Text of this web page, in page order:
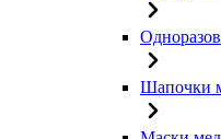
Шапочки